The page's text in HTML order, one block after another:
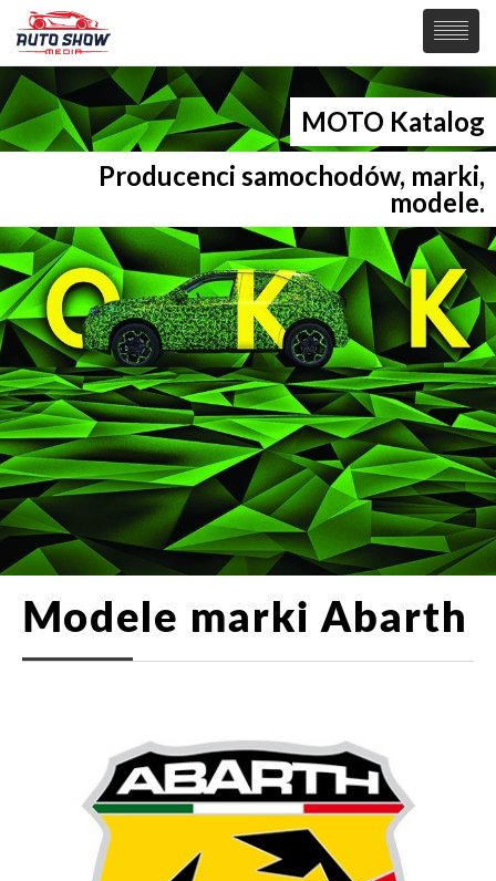
PREMIERY
SAMOCHODY
Wiadomości
Samochody Koncepcyjne
Tuning
Elektryczne
MOTO Katalog
Producenci samochodów, marki,
modele.
Modele marki Abarth